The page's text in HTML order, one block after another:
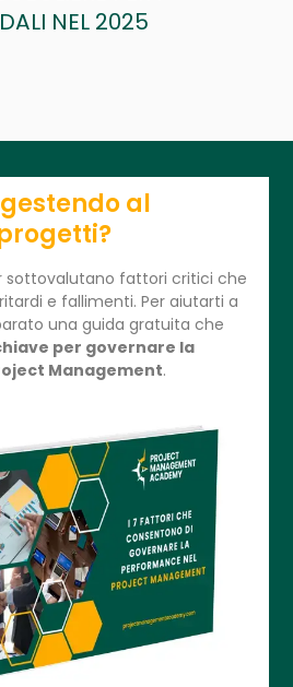
NEL 2025
al
sottovalutano fattori critici che
e fallimenti. Per aiutarti a
una guida gratuita che
per governare la
Management.